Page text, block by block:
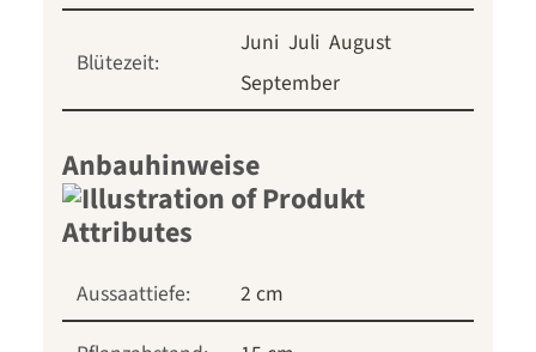
Blütezeit:
Juni Juli August
September
Anbauhinweise
Aussaattiefe:
2 cm